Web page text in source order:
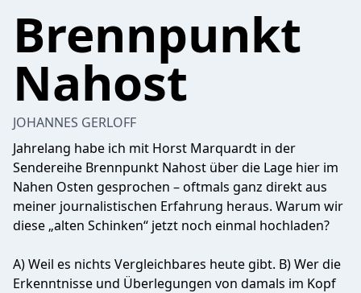
Brennpunkt
Nahost
JOHANNES GERLOFF
Jahrelang habe ich mit Horst Marquardt in der
Sendereihe Brennpunkt Nahost über die Lage hier im
Nahen Osten gesprochen – oftmals ganz direkt aus
meiner journalistischen Erfahrung heraus. Warum wir
diese „alten Schinken“ jetzt noch einmal hochladen?
A) Weil es nichts Vergleichbares heute gibt. B) Wer die
Erkenntnisse und Überlegungen von damals im Kopf